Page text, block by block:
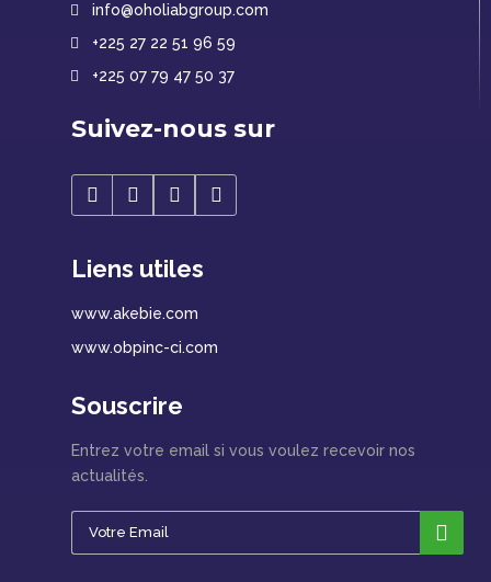
info@oholiabgroup.com
+225 27 22 51 96 59
+225 07 79 47 50 37
Suivez-nous sur
Liens utiles
www.akebie.com
www.obpinc-ci.com
Souscrire
Entrez votre email si vous voulez recevoir nos
actualités.